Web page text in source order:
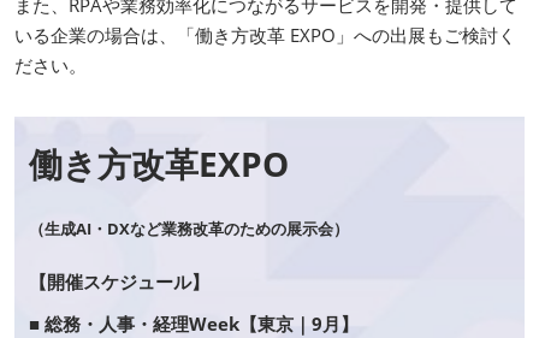
また、RPAや業務効率化につながるサービスを開発・提供して
いる企業の場合は、「働き方改革 EXPO」への出展もご検討く
ださい。
働き方改革EXPO
（生成AI・DXなど業務改革のための展示会）
【開催スケジュール】
■ 総務・人事・経理Week【東京｜9月】